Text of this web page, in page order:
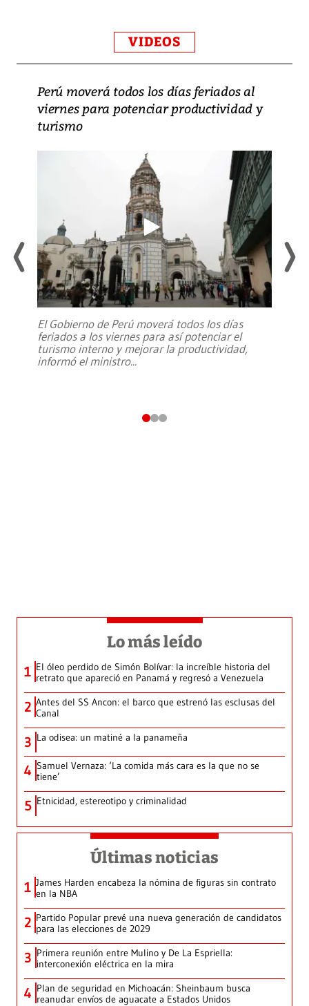
VIDEOS
Perú moverá todos los días feriados al
viernes para potenciar productividad y
turismo
El Gobierno de Perú moverá todos los días
feriados a los viernes para así potenciar el
turismo interno y mejorar la productividad,
informó el ministro...
Lo más leído
1 El óleo perdido de Simón Bolívar: la increíble historia del
retrato que apareció en Panamá y regresó a Venezuela
2 Antes del SS Ancon: el barco que estrenó las esclusas del
Canal
3 La odisea: un matiné a la panameña
4 Samuel Vernaza: ‘La comida más cara es la que no se
tiene’
5 Etnicidad, estereotipo y criminalidad
Últimas noticias
1 James Harden encabeza la nómina de figuras sin contrato
en la NBA
2 Partido Popular prevé una nueva generación de candidatos
para las elecciones de 2029
3 Primera reunión entre Mulino y De La Espriella:
interconexión eléctrica en la mira
4 Plan de seguridad en Michoacán: Sheinbaum busca
reanudar envíos de aguacate a Estados Unidos